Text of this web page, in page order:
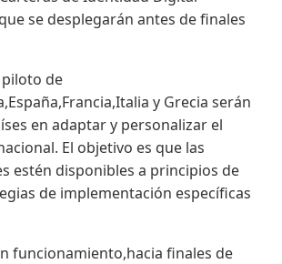
se desplegarán antes de finales
de
y Grecia serán
en adaptar y personalizar el
El objetivo es que las
estén disponibles a principios de
de implementación específicas
funcionamiento,hacia finales de